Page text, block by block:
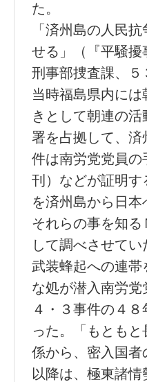
た。
「済州島の人民
せる」（『平騒
刑事部捜査課、５
当時福島県内に
きとして朝連の
署を占拠して、
件は南労党党員
刊）などが証明
を済州島から日
それらの事を知
して調べさせて
武装蜂起への連
な処が潜入南労
４・３事件の４
った。「もとも
係から、密入国
以降は、極東諸